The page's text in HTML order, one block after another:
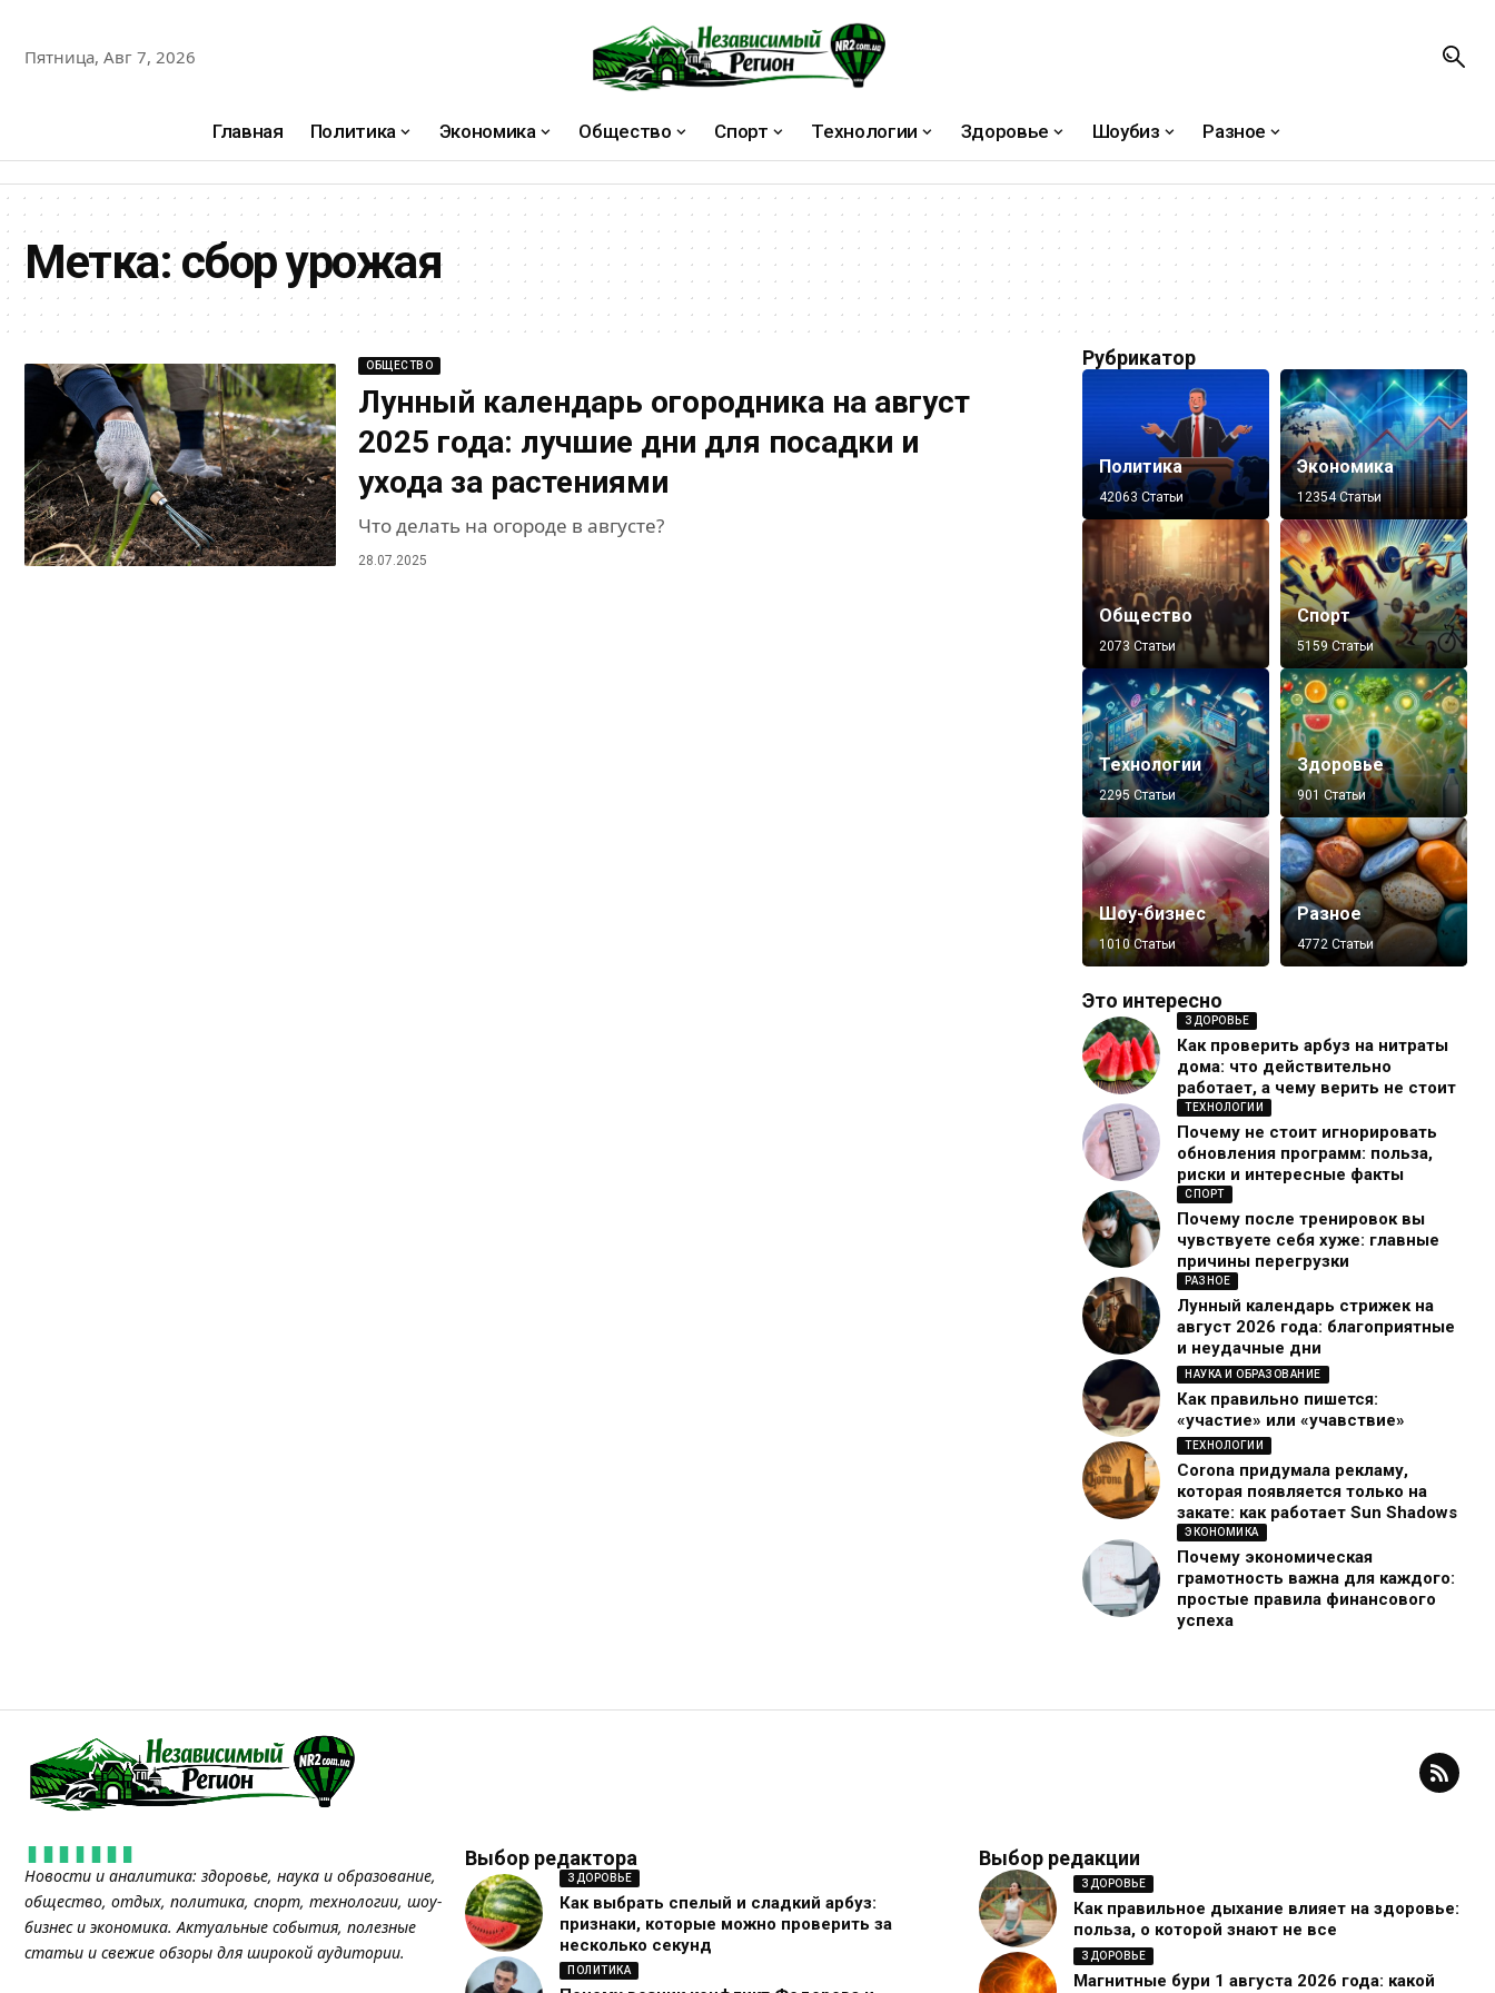
Пятница, Авг 7, 2026
Главная Политика Экономика Общество Спорт Технологии Здоровье Шоубиз Разное
Метка:сбор урожая
ОБЩЕСТВО
Лунный календарь огородника на август
2025 года: лучшие дни для посадки и
ухода за растениями
Что делать на огороде в августе?
28.07.2025
Рубрикатор
Политика
42063 Статьи
Экономика
12354 Статьи
Общество
2073 Статьи
Спорт
5159 Статьи
Технологии
2295 Статьи
Здоровье
901 Статьи
Шоу-бизнес
1010 Статьи
Разное
4772 Статьи
Это интересно
ЗДОРОВЬЕ
Как проверить арбуз на нитраты
дома: что действительно
работает, а чему верить не стоит
ТЕХНОЛОГИИ
Почему не стоит игнорировать
обновления программ: польза,
риски и интересные факты
СПОРТ
Почему после тренировок вы
чувствуете себя хуже: главные
причины перегрузки
РАЗНОЕ
Лунный календарь стрижек на
август 2026 года: благоприятные
и неудачные дни
НАУКА И ОБРАЗОВАНИЕ
Как правильно пишется:
«участие» или «учавствие»
ТЕХНОЛОГИИ
Corona придумала рекламу,
которая появляется только на
закате: как работает Sun Shadows
ЭКОНОМИКА
Почему экономическая
грамотность важна для каждого:
простые правила финансового
успеха
Новости и аналитика: здоровье, наука и образование,
общество, отдых, политика, спорт, технологии, шоу-
бизнес и экономика. Актуальные события, полезные
статьи и свежие обзоры для широкой аудитории.
Выбор редактора
ЗДОРОВЬЕ
Как выбрать спелый и сладкий арбуз:
признаки, которые можно проверить за
несколько секунд
ПОЛИТИКА
Выбор редакции
ЗДОРОВЬЕ
Как правильное дыхание влияет на здоровье:
польза, о которой знают не все
ЗДОРОВЬЕ
Магнитные бури 1 августа 2026 года: какой